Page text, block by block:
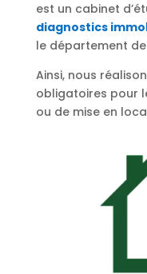
est un cabinet
diagnostics
le département
Ainsi, nous
obligatoires pour
ou de mise en